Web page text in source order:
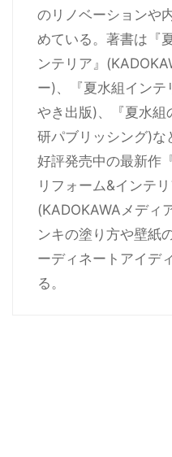
のリノベーションや
めている。著書は『
ンテリア』
ー)、『夏水組イン
やき出版)、『夏水組
研パブリッシング)な
好評発売中の最新作
リフォーム&インテ
(KADOKAWAメディ
ンキの塗り方や壁紙
ーディネートアイデ
る。